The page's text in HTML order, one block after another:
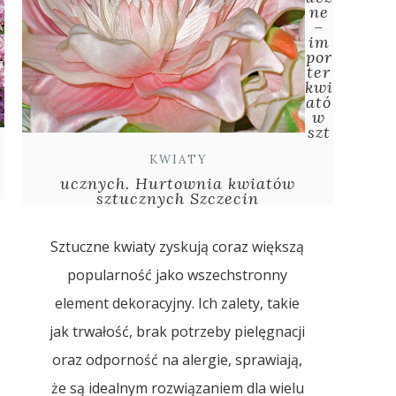
KWIATY
ne
–
im
por
ter
kwi
ató
w
szt
ucznych. Hurtownia kwiatów
sztucznych Szczecin
Sztuczne kwiaty zyskują coraz większą
popularność jako wszechstronny
element dekoracyjny. Ich zalety, takie
jak trwałość, brak potrzeby pielęgnacji
oraz odporność na alergie, sprawiają,
że są idealnym rozwiązaniem dla wielu